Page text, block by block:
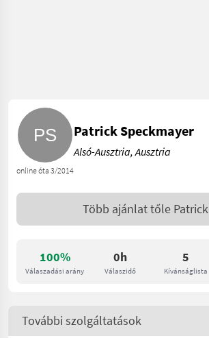
100%
Válaszadási arány
0h
Válaszidő
5
Kívánságlista
online óta 3/2014
Patrick Speckmayer
Alsó-Ausztria, Ausztria
Több ajánlat tőle Patrick
További szolgáltatások